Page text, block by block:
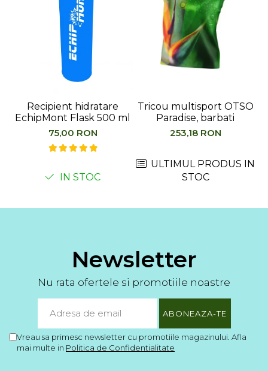
Recipient hidratare
EchipMont Flask 500 ml
75,00 RON
IN STOC
Tricou multisport OTSO
Paradise, barbati
253,18 RON
ULTIMUL PRODUS IN
STOC
Newsletter
Nu rata ofertele si promotiile noastre
Vreau sa primesc newsletter cu promotiile magazinului. Afla
mai multe in Politica de Confidentialitate